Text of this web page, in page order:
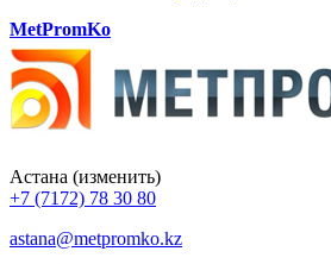
MetPromKo
Астана (изменить)
+7 (7172) 78 30 80
astana@metpromko.kz